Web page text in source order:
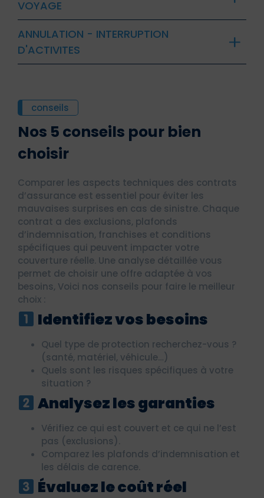
VOYAGE
ANNULATION - INTERRUPTION
D'ACTIVITES
conseils
Nos 5 conseils pour bien
choisir
Comparer les aspects techniques des contrats
d’assurance est essentiel pour éviter les
mauvaises surprises en cas de sinistre. Chaque
contrat a des exclusions, plafonds
d’indemnisation, franchises et conditions
spécifiques qui peuvent impacter votre
couverture réelle. Une analyse détaillée vous
permet de choisir une offre adaptée à vos
besoins, Voici nos conseils pour faire le meilleur
choix :
Identifiez vos besoins
Quel type de protection recherchez-vous ?
(santé, matériel, véhicule…)
Quels sont les risques spécifiques à votre
situation ?
Analysez les garanties
Vérifiez ce qui est couvert et ce qui ne l’est
pas (exclusions).
Comparez les plafonds d’indemnisation et
les délais de carence.
Évaluez le coût réel